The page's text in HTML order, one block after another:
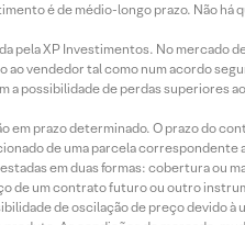
é de médio-longo prazo. Não há
pela XP Investimentos. No mercado
vendedor tal como num acordo
possibilidade de perdas superiores
em prazo determinado. O prazo do
de uma parcela correspondente
em duas formas: cobertura ou
de um contrato futuro ou outro
de oscilação de preço devido à